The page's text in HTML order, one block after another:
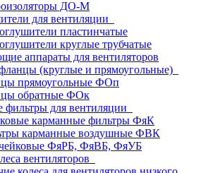
ДО-М
для вентиляции
пластинчатые
круглые трубчатые
аппараты для вентиляторов
(круглые и прямоугольные)
прямоугольные ФОп
обратные ФОк
для вентиляции
карманные фильтры ФяК
карманные воздушные ФВК
ФяРБ, ФяВБ, ФяУБ
вентиляторов